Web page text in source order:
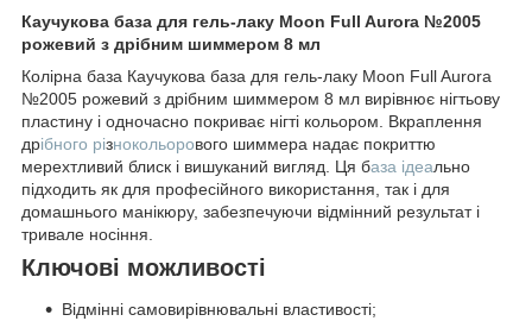
Каучукова база для гель-лаку Moon Full Aurora №2005
рожевий з дрібним шиммером 8 мл
Колірна база Каучукова база для гель-лаку Moon Full Aurora
№2005 рожевий з дрібним шиммером 8 мл вирівнює нігтьову
пластину і одночасно покриває нігті кольором. Вкраплення
дрібного різнокольорового шиммера надає покриттю
мерехтливий блиск і вишуканий вигляд. Ця база ідеально
підходить як для професійного використання, так і для
домашнього манікюру, забезпечуючи відмінний результат і
тривале носіння.
Ключові можливості
Відмінні самовирівнювальні властивості;